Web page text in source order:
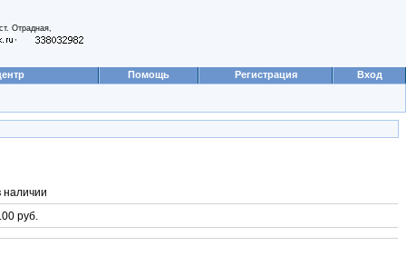
Отрадная,
,
Помощь Регистрация Вход
наличии
руб.